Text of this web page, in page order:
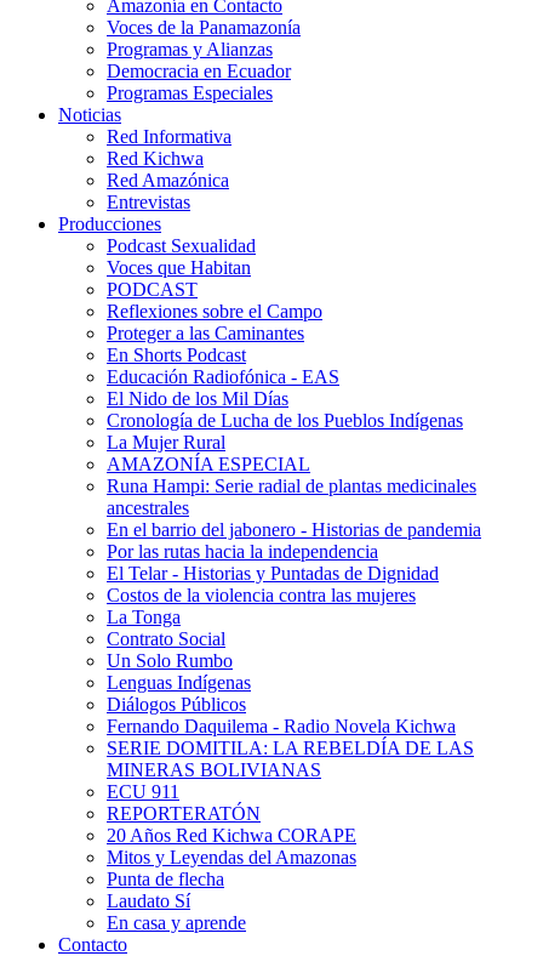
Amazonía en Contacto
Voces de la Panamazonía
Programas y Alianzas
Democracia en Ecuador
Programas Especiales
Noticias
Red Informativa
Red Kichwa
Red Amazónica
Entrevistas
Producciones
Podcast Sexualidad
Voces que Habitan
PODCAST
Reflexiones sobre el Campo
Proteger a las Caminantes
En Shorts Podcast
Educación Radiofónica - EAS
El Nido de los Mil Días
Cronología de Lucha de los Pueblos Indígenas
La Mujer Rural
AMAZONÍA ESPECIAL
Runa Hampi: Serie radial de plantas medicinales
ancestrales
En el barrio del jabonero - Historias de pandemia
Por las rutas hacia la independencia
El Telar - Historias y Puntadas de Dignidad
Costos de la violencia contra las mujeres
La Tonga
Contrato Social
Un Solo Rumbo
Lenguas Indígenas
Diálogos Públicos
Fernando Daquilema - Radio Novela Kichwa
SERIE DOMITILA: LA REBELDÍA DE LAS
MINERAS BOLIVIANAS
ECU 911
REPORTERATÓN
20 Años Red Kichwa CORAPE
Mitos y Leyendas del Amazonas
Punta de flecha
Laudato Sí
En casa y aprende
Contacto